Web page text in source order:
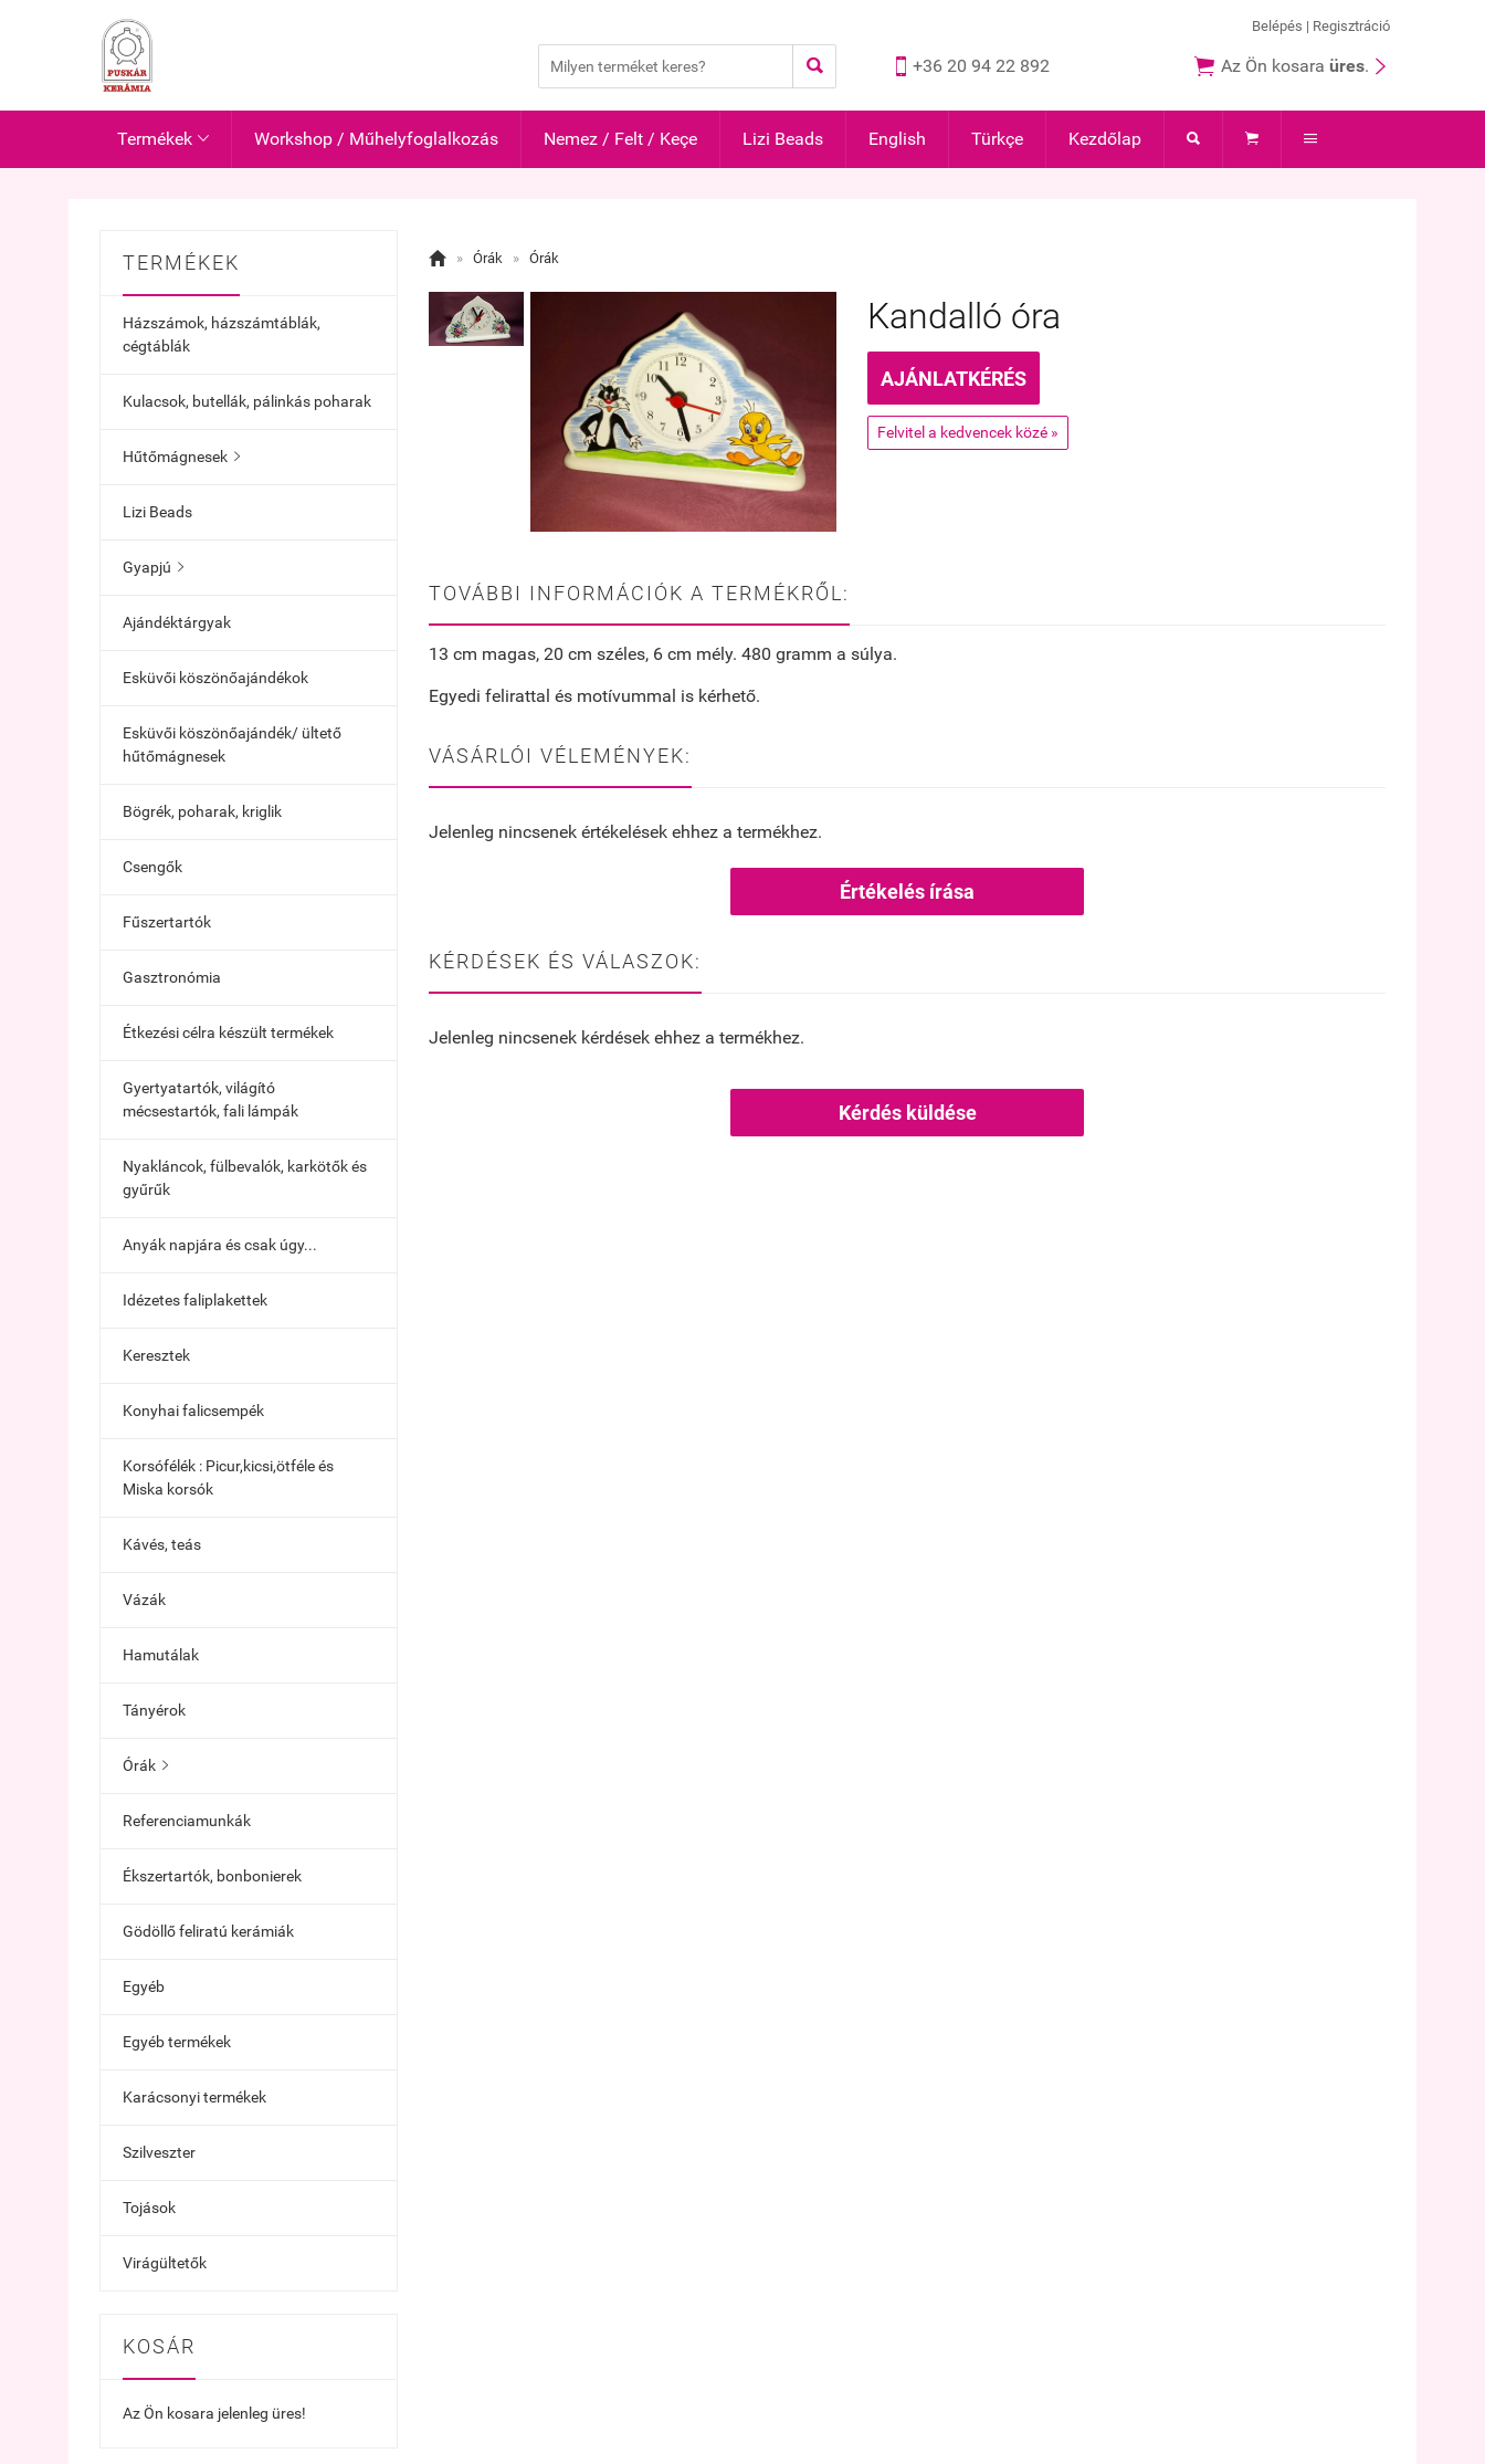
  +36 20 94 22 892  Az Ön kosara üres. 
Belépés | Regisztráció
Termékek  Workshop / Műhelyfoglalkozás Nemez / Felt / Keçe Lizi Beads English Türkçe Kezdőlap   
TERMÉKEK
Házszámok, házszámtáblák,
cégtáblák
Kulacsok, butellák, pálinkás poharak
Hűtőmágnesek 
Lizi Beads
Gyapjú 
Ajándéktárgyak
Esküvői köszönőajándékok
Esküvői köszönőajándék/ ültető
hűtőmágnesek
Bögrék, poharak, kriglik
Csengők
Fűszertartók
Gasztronómia
Étkezési célra készült termékek
Gyertyatartók, világító
mécsestartók, fali lámpák
Nyakláncok, fülbevalók, karkötők és
gyűrűk
Anyák napjára és csak úgy...
Idézetes faliplakettek
Keresztek
Konyhai falicsempék
Korsófélék : Picur,kicsi,ötféle és
Miska korsók
Kávés, teás
Vázák
Hamutálak
Tányérok
Órák 
Referenciamunkák
Ékszertartók, bonbonierek
Gödöllő feliratú kerámiák
Egyéb
Egyéb termékek
Karácsonyi termékek
Szilveszter
Tojások
Virágültetők
KOSÁR
Az Ön kosara jelenleg üres!
 » Órák » Órák
Kandalló óra
AJÁNLATKÉRÉS
Felvitel a kedvencek közé »
TOVÁBBI INFORMÁCIÓK A TERMÉKRŐL:
13 cm magas, 20 cm széles, 6 cm mély. 480 gramm a súlya.
Egyedi felirattal és motívummal is kérhető.
VÁSÁRLÓI VÉLEMÉNYEK:
Jelenleg nincsenek értékelések ehhez a termékhez.
Értékelés írása
KÉRDÉSEK ÉS VÁLASZOK:
Jelenleg nincsenek kérdések ehhez a termékhez.
Kérdés küldése